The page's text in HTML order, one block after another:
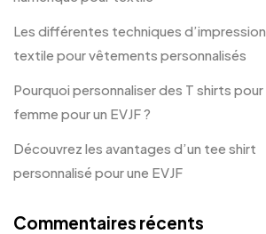
Les différentes techniques d’impression
textile pour vêtements personnalisés
Pourquoi personnaliser des T shirts pour
femme pour un EVJF ?
Découvrez les avantages d’un tee shirt
personnalisé pour une EVJF
Commentaires récents